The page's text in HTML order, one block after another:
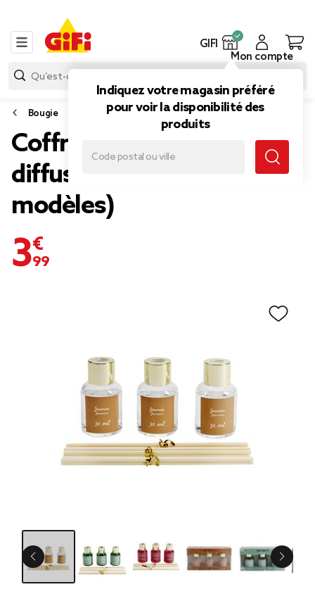
GIFI
Indiquez votre magasin préféré
pour voir la disponibilité des
produits
Mon compte
Bougie
Coffret senteur 3
diffuseurs 30ml (3
modèles)
3,99 €